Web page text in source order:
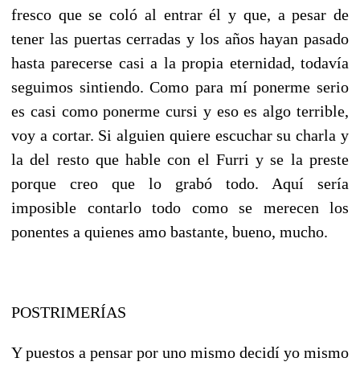
fresco que se coló al entrar él y que, a pesar de
tener las puertas cerradas y los años hayan pasado
hasta parecerse casi a la propia eternidad, todavía
seguimos sintiendo. Como para mí ponerme serio
es casi como ponerme cursi y eso es algo terrible,
voy a cortar. Si alguien quiere escuchar su charla y
la del resto que hable con el Furri y se la preste
porque creo que lo grabó todo. Aquí sería
imposible contarlo todo como se merecen los
ponentes a quienes amo bastante, bueno, mucho.
POSTRIMERÍAS
Y puestos a pensar por uno mismo decidí yo mismo